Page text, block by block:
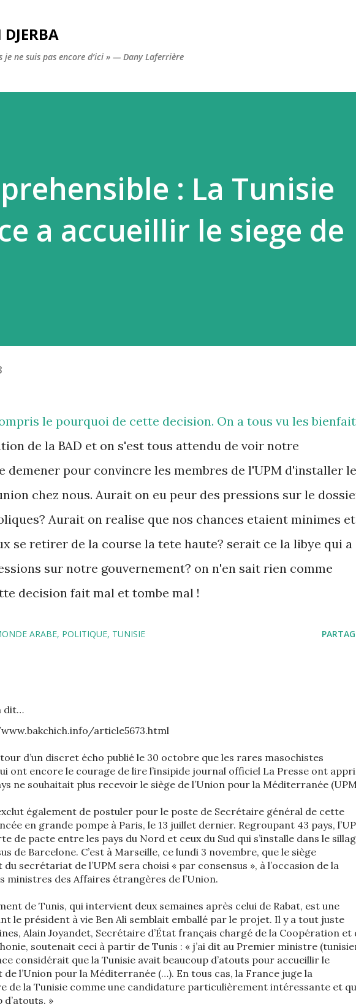
je ne suis pas encore d’ici » — Dany Laferrière
: La Tunisie
a accueillir le siege de
le pourquoi de cette decision. On a tous vu les
de la BAD et on s'est tous attendu de voir notre
demener pour convincre les membres de l'UPM d'installer le
chez nous. Aurait on eu peur des pressions sur le
Aurait on realise que nos chances etaient minimes et
se retirer de la course la tete haute? serait ce la libye qui a
sur notre gouvernement? on n'en sait rien comme
decision fait mal et tombe mal !
ARABE POLITIQUE TUNISIE
dit…
article5673.html
d’un discret écho publié le 30 octobre que les rares masochistes
ont encore le courage de lire l’insipide journal officiel La Presse ont
ne souhaitait plus recevoir le siège de l’Union pour la Méditerranée
également de postuler pour le poste de Secrétaire général de cette
en grande pompe à Paris, le 13 juillet dernier. Regroupant 43 pays,
de pacte entre les pays du Nord et ceux du Sud qui s’installe dans le
de Barcelone. C’est à Marseille, ce lundi 3 novembre, que le siège
secrétariat de l’UPM sera choisi « par consensus », à l’occasion de la
ministres des Affaires étrangères de l’Union.
de Tunis, qui intervient deux semaines après celui de Rabat, est une
le président à vie Ben Ali semblait emballé par le projet. Il y a tout juste
Alain Joyandet, Secrétaire d’État français chargé de la Coopération et
soutenait ceci à partir de Tunis : « j’ai dit au Premier ministre
considérait que la Tunisie avait beaucoup d’atouts pour accueillir le
l’Union pour la Méditerranée (…). En tous cas, la France juge la
de la Tunisie comme une candidature particulièrement intéressante et
d’atouts. »